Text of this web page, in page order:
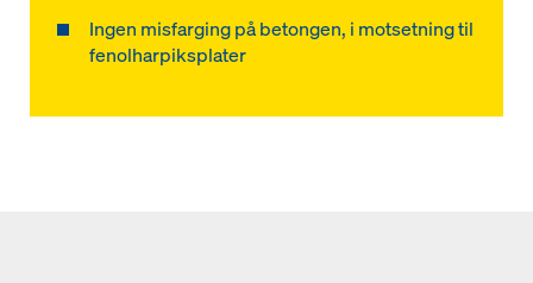
Ingen misfarging på betongen, i motsetning til
fenolharpiksplater